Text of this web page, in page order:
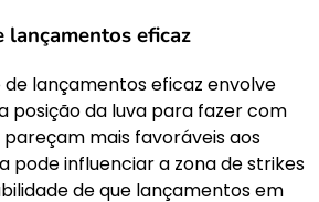
lançamentos eficaz
lançamentos eficaz envolve
posição da luva para fazer com
mais favoráveis aos
pode influenciar a zona de strikes
de que lançamentos em